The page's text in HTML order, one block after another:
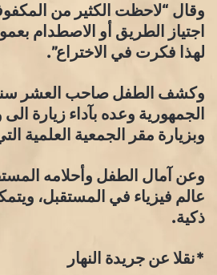
وقال “لاحظت الكثير من
اجتياز الطريق أو الاصطدام
لهذا فكرت في الاختراع”.
وكشف الطفل صاحب العشر
الجمهورية وعده بآداء زيارة الى
وبزيارة مقر الجمعية العلمية
وعن آمال الطفل وأحلامه
عالم فيزياء في المستقبل،
ذكية.
*نقلا عن جريدة النهار